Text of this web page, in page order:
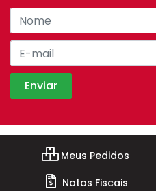
Meus Pedidos
Notas Fiscais